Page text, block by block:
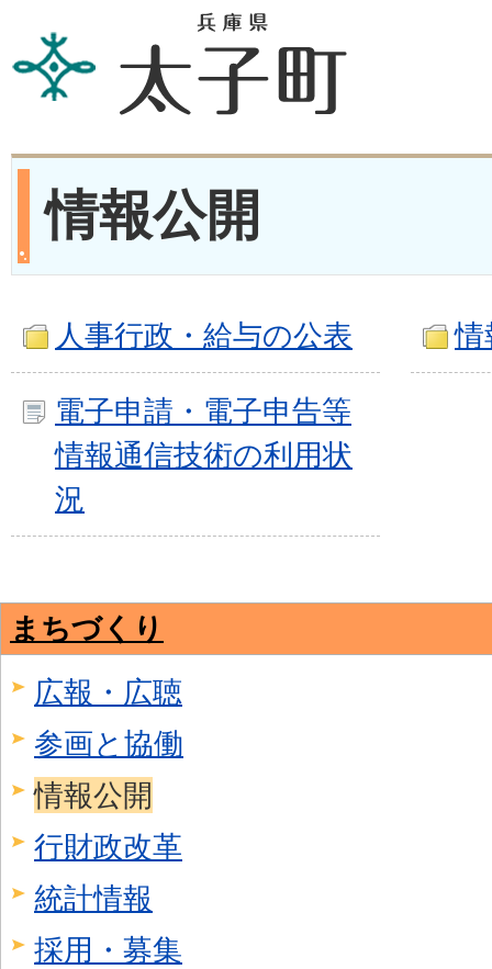
情報公開
人事行政・給与の公表 情
電子申請・電子申告等
情報通信技術の利用状
況
まちづくり
広報・広聴
参画と協働
情報公開
行財政改革
統計情報
採用・募集